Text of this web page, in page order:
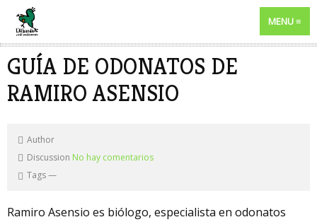
MENU
GUÍA DE ODONATOS DE
RAMIRO ASENSIO
Author
Discussion No hay comentarios
Tags—
Ramiro Asensio es biólogo, especialista en odonatos